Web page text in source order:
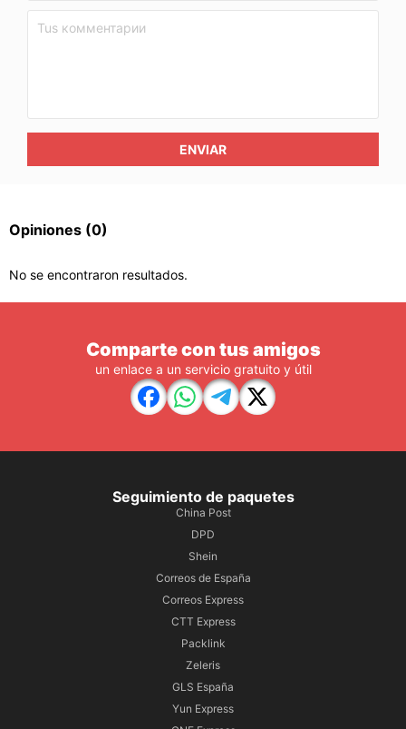
ENVIAR
Opiniones (0)
No se encontraron resultados.
Comparte con tus amigos
un enlace a un servicio gratuito y útil
Seguimiento de paquetes
China Post
DPD
Shein
Correos de España
Correos Express
CTT Express
Packlink
Zeleris
GLS España
Yun Express